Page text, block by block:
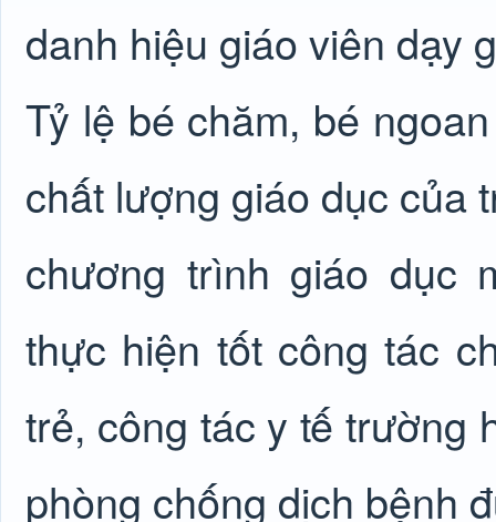
danh hiệu giáo viên dạy
Tỷ lệ bé chăm, bé
chất lượng giáo dục của
chương trình giáo dục
thực hiện tốt công tác
trẻ, công tác y tế trường
phòng chống dịch bệnh